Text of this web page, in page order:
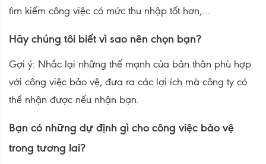
tìm kiếm công việc có mức thu nhập tốt hơn,…
Hãy chúng tôi biết vì sao nên chọn bạn?
Gợi ý: Nhắc lại những thế mạnh của bản thân phù hợp
với công việc bảo vệ, đưa ra các lợi ích mà công ty có
thể nhận được nếu nhận bạn.
Bạn có những dự định gì cho công việc bảo vệ
trong tương lai?